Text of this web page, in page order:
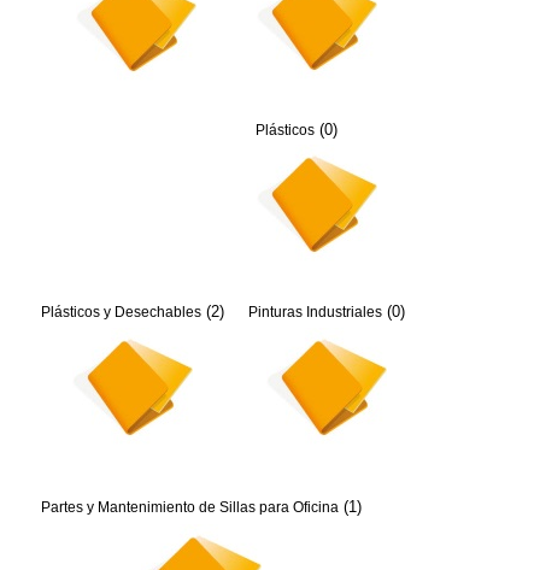
Plásticos (0)
Plásticos y Desechables (2) Pinturas Industriales (0)
Partes y Mantenimiento de Sillas para Oficina (1)